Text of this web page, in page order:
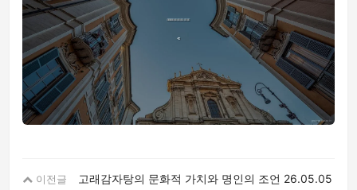
이전글 고래감자탕의 문화적 가치와 명인의 조언 26.05.05